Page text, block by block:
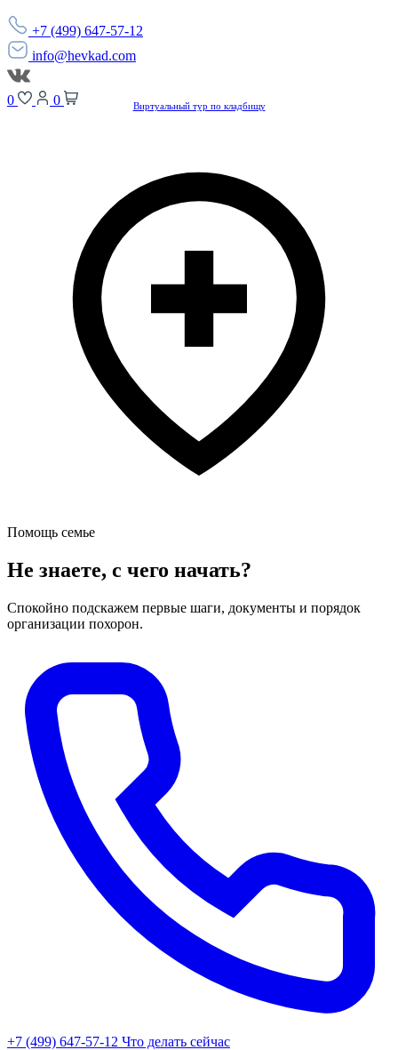
+7 (499) 647-57-12
info@hevkad.com
0 0
Помощь семье
Не знаете, с чего начать?
Спокойно подскажем первые шаги, документы и порядок
организации похорон.
+7 (499) 647-57-12 Что делать сейчас
Виртуальный тур по кладбищу